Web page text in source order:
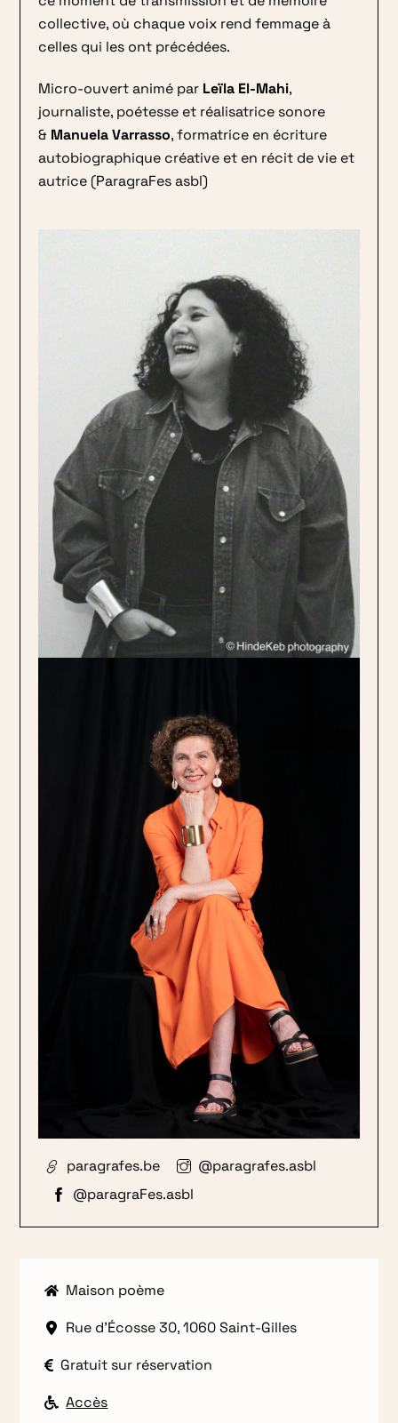
collective, où chaque voix rend femmage à
celles qui les ont précédées.
Micro-ouvert animé par Leïla El-Mahi,
journaliste, poétesse et réalisatrice sonore
& Manuela Varrasso, formatrice en écriture
autobiographique créative et en récit de vie et
autrice (ParagraFes asbl)
paragrafes.be
@paragrafes.asbl
@paragraFes.asbl
Maison poème
Rue d'Écosse 30, 1060 Saint-Gilles
Gratuit sur réservation
Accès